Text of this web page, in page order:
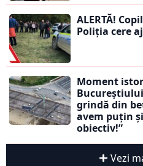
ALERTĂ!
Poliția cere
Moment
grindă din
avem puțin
obiectiv!”
Vezi